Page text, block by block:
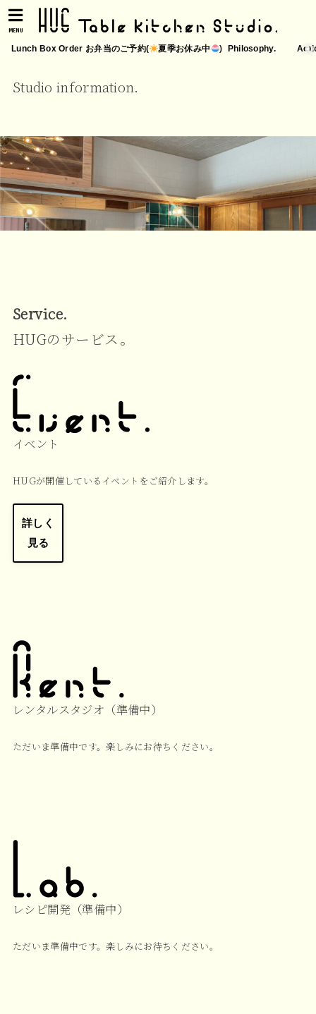
MENU
Lunch Box Order お弁当のご予約( 夏季お休み中 ) Philosophy.
Studio information.
Service.
HUGのサービス。
イベント
HUGが開催しているイベントをご紹介します。
詳しく
見る
レンタルスタジオ（準備中）
ただいま準備中です。楽しみにお待ちください。
レシピ開発（準備中）
ただいま準備中です。楽しみにお待ちください。